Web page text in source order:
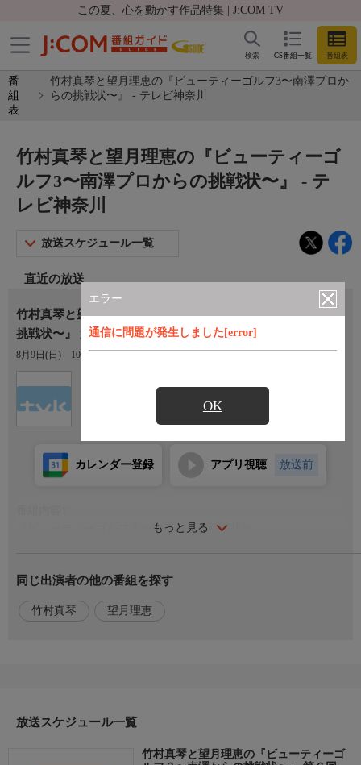
この夏、心を動かす作品特集 | J:COM TV
CS番組一覧 番組表
検索
番
組
表
竹村真琴と望月理恵の『ビューティーゴルフ3〜南澤プロか
らの挑戦状〜』 - テレビ神奈川
エラー
通信に問題が発生しました[error]
OK
竹村真琴と望月理恵の『ビューティーゴ
ルフ3〜南澤プロからの挑戦状〜』 - テ
レビ神奈川
放送スケジュール一覧
直近の放送
竹村真琴と望月理恵の『ビューティーゴルフ３〜南澤からの
挑戦状〜』 第６回
8月9日(日) 10:00〜10:15
もっと見る
カレンダー登録 アプリ視聴 放送前
『ビューティーゴルフ３〜南澤からの挑戦状〜』
出演する新しいスタイルのゴルフ番組。アマチュアゴルファーが
南澤プロの指導を受け、プロに挑戦する「レッスン×対決型」ス
タイルで、ラウンド中のミスや課題をその場で改善していく様子
れるかもしれません。
リアルなレッスン風景やプロ挑戦のスリル、プレーヤーの成長過
同じ出演者の他の番組を探す
竹村真琴 望月理恵
放送スケジュール一覧
竹村真琴と望月理恵の『ビューティーゴ